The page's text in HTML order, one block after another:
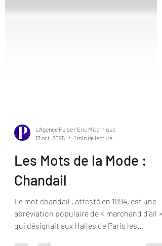
17 oct. 2025
1 min de lecture
Les Mots de la Mode :
Chandail
Le mot chandail , attesté en 1894, est une
abréviation populaire de « marchand d'ail »,